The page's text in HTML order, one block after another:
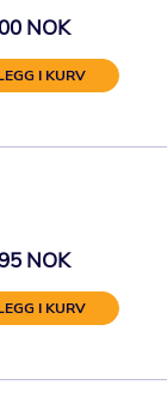
NOK
I KURV
NOK
I KURV